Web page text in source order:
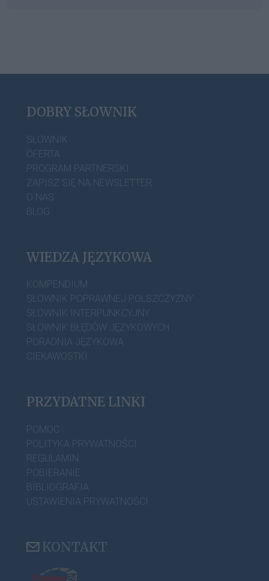
DOBRY SŁOWNIK
SŁOWNIK
OFERTA
PROGRAM PARTNERSKI
ZAPISZ SIĘ NA NEWSLETTER
O NAS
BLOG
WIEDZA JĘZYKOWA
KOMPENDIUM
SŁOWNIK POPRAWNEJ POLSZCZYZNY
SŁOWNIK INTERPUNKCYJNY
SŁOWNIK BŁĘDÓW JĘZYKOWYCH
PORADNIA JĘZYKOWA
CIEKAWOSTKI
PRZYDATNE LINKI
POMOC
POLITYKA PRYWATNOŚCI
REGULAMIN
POBIERANIE
BIBLIOGRAFIA
USTAWIENIA PRYWATNOŚCI
KONTAKT